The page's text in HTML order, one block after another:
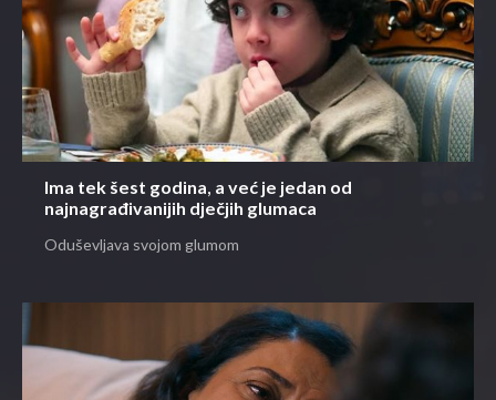
Ima tek šest godina, a već je jedan od
najnagrađivanijih dječjih glumaca
Oduševljava svojom glumom